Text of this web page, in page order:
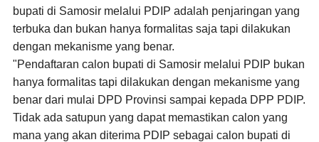
bupati di Samosir melalui PDIP adalah penjaringan yang
terbuka dan bukan hanya formalitas saja tapi dilakukan
dengan mekanisme yang benar.
"Pendaftaran calon bupati di Samosir melalui PDIP bukan
hanya formalitas tapi dilakukan dengan mekanisme yang
benar dari mulai DPD Provinsi sampai kepada DPP PDIP.
Tidak ada satupun yang dapat memastikan calon yang
mana yang akan diterima PDIP sebagai calon bupati di